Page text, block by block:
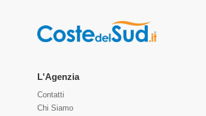
L'Agenzia
Contatti
Chi Siamo